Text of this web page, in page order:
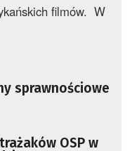
filmów. W
sprawnościowe
OSP w